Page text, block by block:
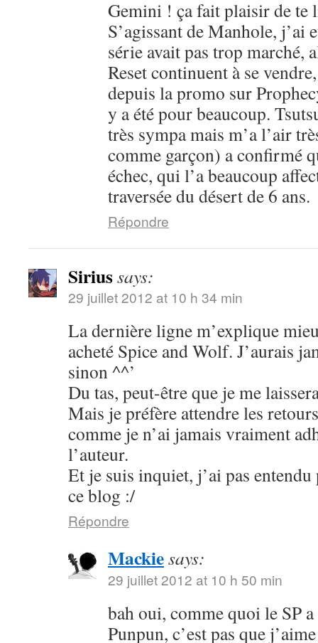
Gemini ! ça fait plaisir de te
S’agissant de Manhole,
série avait pas trop marché,
Reset continuent à se
depuis la promo sur
y a été pour beaucoup.
très sympa mais m’a l’air
comme garçon) a confirmé
échec, qui l’a beaucoup
traversée du désert de 6 ans.
Répondre
Siriussays:
29 juillet 2012 at 10 h 34 min
La dernière ligne m’explique
acheté Spice and Wolf. J’aurais
sinon ^^’
Du tas, peut-être que je me
Mais je préfère attendre les
comme je n’ai jamais vraiment
l’auteur.
Et je suis inquiet, j’ai pas
ce blog :/
Répondre
Mackiesays:
29 juillet 2012 at 10 h 50 min
bah oui, comme quoi le SP
Punpun, c’est pas que